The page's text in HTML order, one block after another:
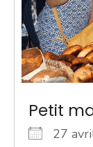
Petit
27